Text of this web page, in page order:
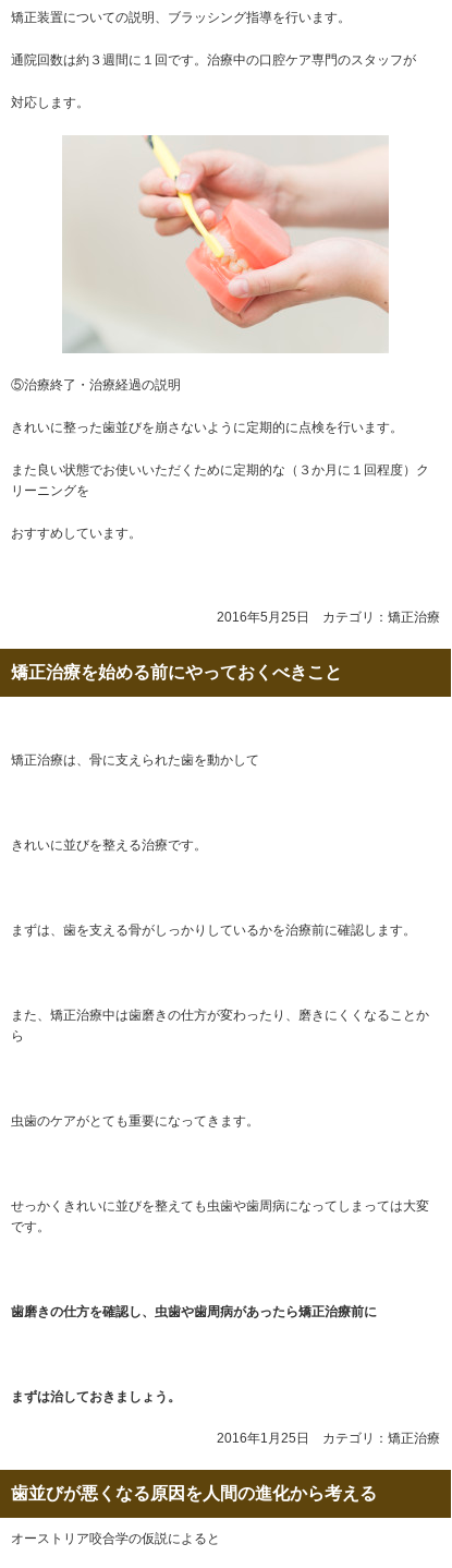
矯正装置についての説明、ブラッシング指導を行います。
通院回数は約３週間に１回です。治療中の口腔ケア専門のスタッフが
対応します。
⑤治療終了・治療経過の説明
きれいに整った歯並びを崩さないように定期的に点検を行います。
また良い状態でお使いいただくために定期的な（３か月に１回程度）ク
リーニングを
おすすめしています。
2016年5月25日 カテゴリ： 矯正治療
矯正治療を始める前にやっておくべきこと
矯正治療は、骨に支えられた歯を動かして
きれいに並びを整える治療です。
まずは、歯を支える骨がしっかりしているかを治療前に確認します。
また、矯正治療中は歯磨きの仕方が変わったり、磨きにくくなることか
ら
虫歯のケアがとても重要になってきます。
せっかくきれいに並びを整えても虫歯や歯周病になってしまっては大変
です。
歯磨きの仕方を確認し、虫歯や歯周病があったら矯正治療前に
まずは治しておきましょう。
2016年1月25日 カテゴリ： 矯正治療
歯並びが悪くなる原因を人間の進化から考える
オーストリア咬合学の仮説によると